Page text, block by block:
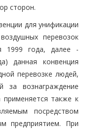
сторон.
для унификации
перевозок
1999 года, далее -
данная конвенция
перевозке людей,
за вознаграждение
применяется также к
посредством
предприятием. При